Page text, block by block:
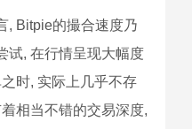
, Bitpie的撮合速度乃
试, 在行情呈现大幅度
时, 实际上几乎不存
相当不错的交易深度,